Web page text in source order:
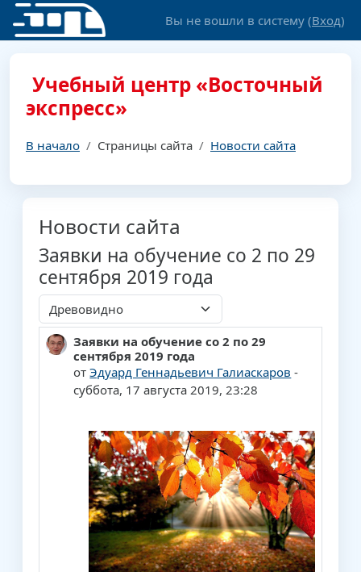
Перейти к основному содержанию
Вы не вошли в систему (Вход)
Учебный центр «Восточный
экспресс»
В начало Страницы сайта Новости сайта
Новости сайта
Заявки на обучение со 2 по 29
сентября 2019 года
Режим отображения
Заявки на обучение со 2 по 29
сентября 2019 года
отЭдуард Геннадьевич Галиаскаров -
суббота, 17 августа 2019, 23:28
Количество ответов: 0